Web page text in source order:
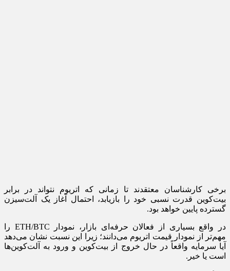
برخی کارشناسان معتقدند تا زمانی که اتریوم نتواند در برابر
بیت‌کوین قدرت نسبی خود را بازیابد، احتمال آغاز یک آلت‌سیزن
گسترده پایین خواهد بود.
در واقع بسیاری از فعالان حرفه‌ای بازار، نمودار ETH/BTC را
مهم‌تر از نمودار قیمت اتریوم می‌دانند؛ زیرا این نسبت نشان می‌دهد
آیا سرمایه واقعاً در حال خروج از بیت‌کوین و ورود به آلت‌کوین‌ها
است یا خیر.